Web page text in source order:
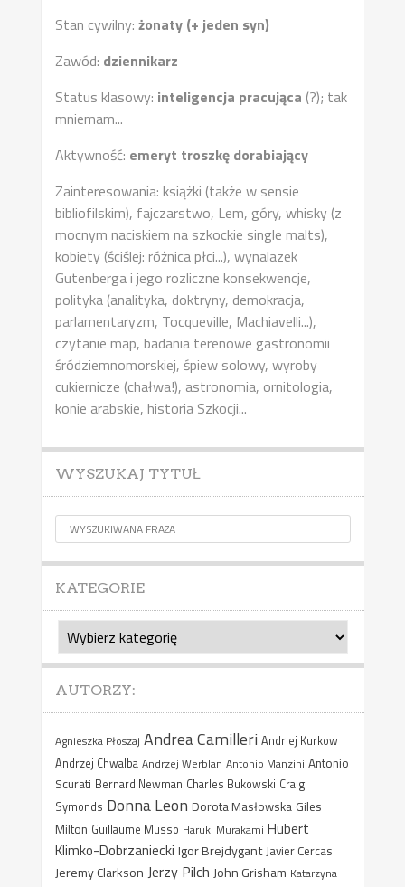
Stan cywilny: żonaty (+ jeden syn)
Zawód: dziennikarz
Status klasowy: inteligencja pracująca (?); tak
mniemam...
Aktywność: emeryt troszkę dorabiający
Zainteresowania: książki (także w sensie
bibliofilskim), fajczarstwo, Lem, góry, whisky (z
mocnym naciskiem na szkockie single malts),
kobiety (ściślej: różnica płci...), wynalazek
Gutenberga i jego rozliczne konsekwencje,
polityka (analityka, doktryny, demokracja,
parlamentaryzm, Tocqueville, Machiavelli...),
czytanie map, badania terenowe gastronomii
śródziemnomorskiej, śpiew solowy, wyroby
cukiernicze (chałwa!), astronomia, ornitologia,
konie arabskie, historia Szkocji...
WYSZUKAJ TYTUŁ
KATEGORIE
Kategorie
AUTORZY:
Agnieszka Płoszaj Andrea Camilleri Andriej Kurkow
Andrzej Chwalba Andrzej Werblan Antonio Manzini Antonio
Scurati Bernard Newman Charles Bukowski Craig
Symonds Donna Leon Dorota Masłowska Giles
Milton Guillaume Musso Haruki Murakami Hubert
Klimko-Dobrzaniecki Igor Brejdygant Javier Cercas
Jeremy Clarkson Jerzy Pilch John Grisham Katarzyna